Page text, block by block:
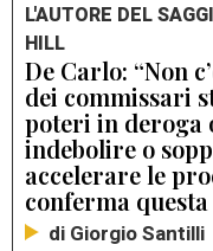
L'AUTORE DEL
HILL
De Carlo: “Non
dei commissari
poteri in deroga
indebolire o
accelerare le
conferma questa
di Giorgio Santilli